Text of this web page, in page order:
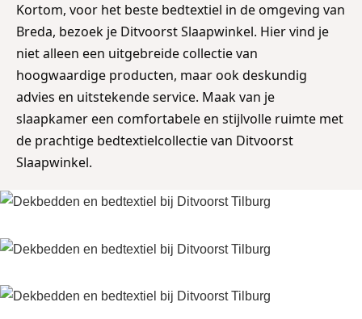
Kortom, voor het beste bedtextiel in de omgeving van
Breda, bezoek je Ditvoorst Slaapwinkel. Hier vind je
niet alleen een uitgebreide collectie van
hoogwaardige producten, maar ook deskundig
advies en uitstekende service. Maak van je
slaapkamer een comfortabele en stijlvolle ruimte met
de prachtige bedtextielcollectie van Ditvoorst
Slaapwinkel.